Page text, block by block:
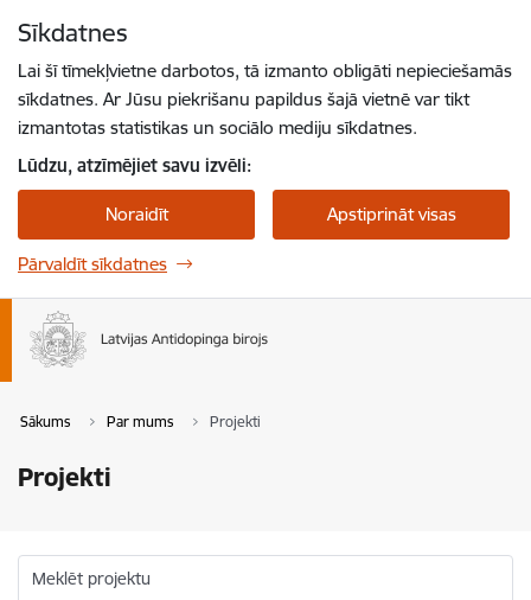
Sīkdatnes
Lai šī tīmekļvietne darbotos, tā izmanto obligāti nepieciešamās
sīkdatnes. Ar Jūsu piekrišanu papildus šajā vietnē var tikt
izmantotas statistikas un sociālo mediju sīkdatnes.
Lūdzu, atzīmējiet savu izvēli:
Noraidīt Apstiprināt visas
Pārvaldīt sīkdatnes
Sākums Par mums Projekti
Projekti
Meklēt projektu